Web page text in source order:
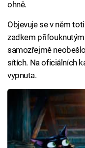
ohně.
Objevuje se v něm
zadkem
samozřejmě
sítích. Na oficiálních
vypnuta.